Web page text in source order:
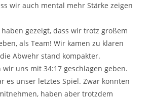
wir auch mental mehr Stärke zeigen
gezeigt, dass wir trotz großem
als Team! Wir kamen zu klaren
Abwehr stand kompakter.
wir uns mit 34:17 geschlagen geben.
es unser letztes Spiel. Zwar konnten
haben aber trotzdem